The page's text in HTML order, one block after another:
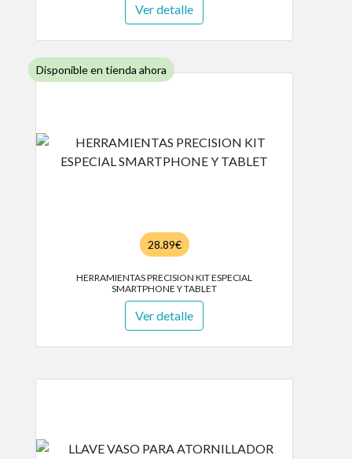
Ver detalle
Disponible en tienda ahora
28.89€
HERRAMIENTAS PRECISION KIT ESPECIAL
SMARTPHONE Y TABLET
Ver detalle